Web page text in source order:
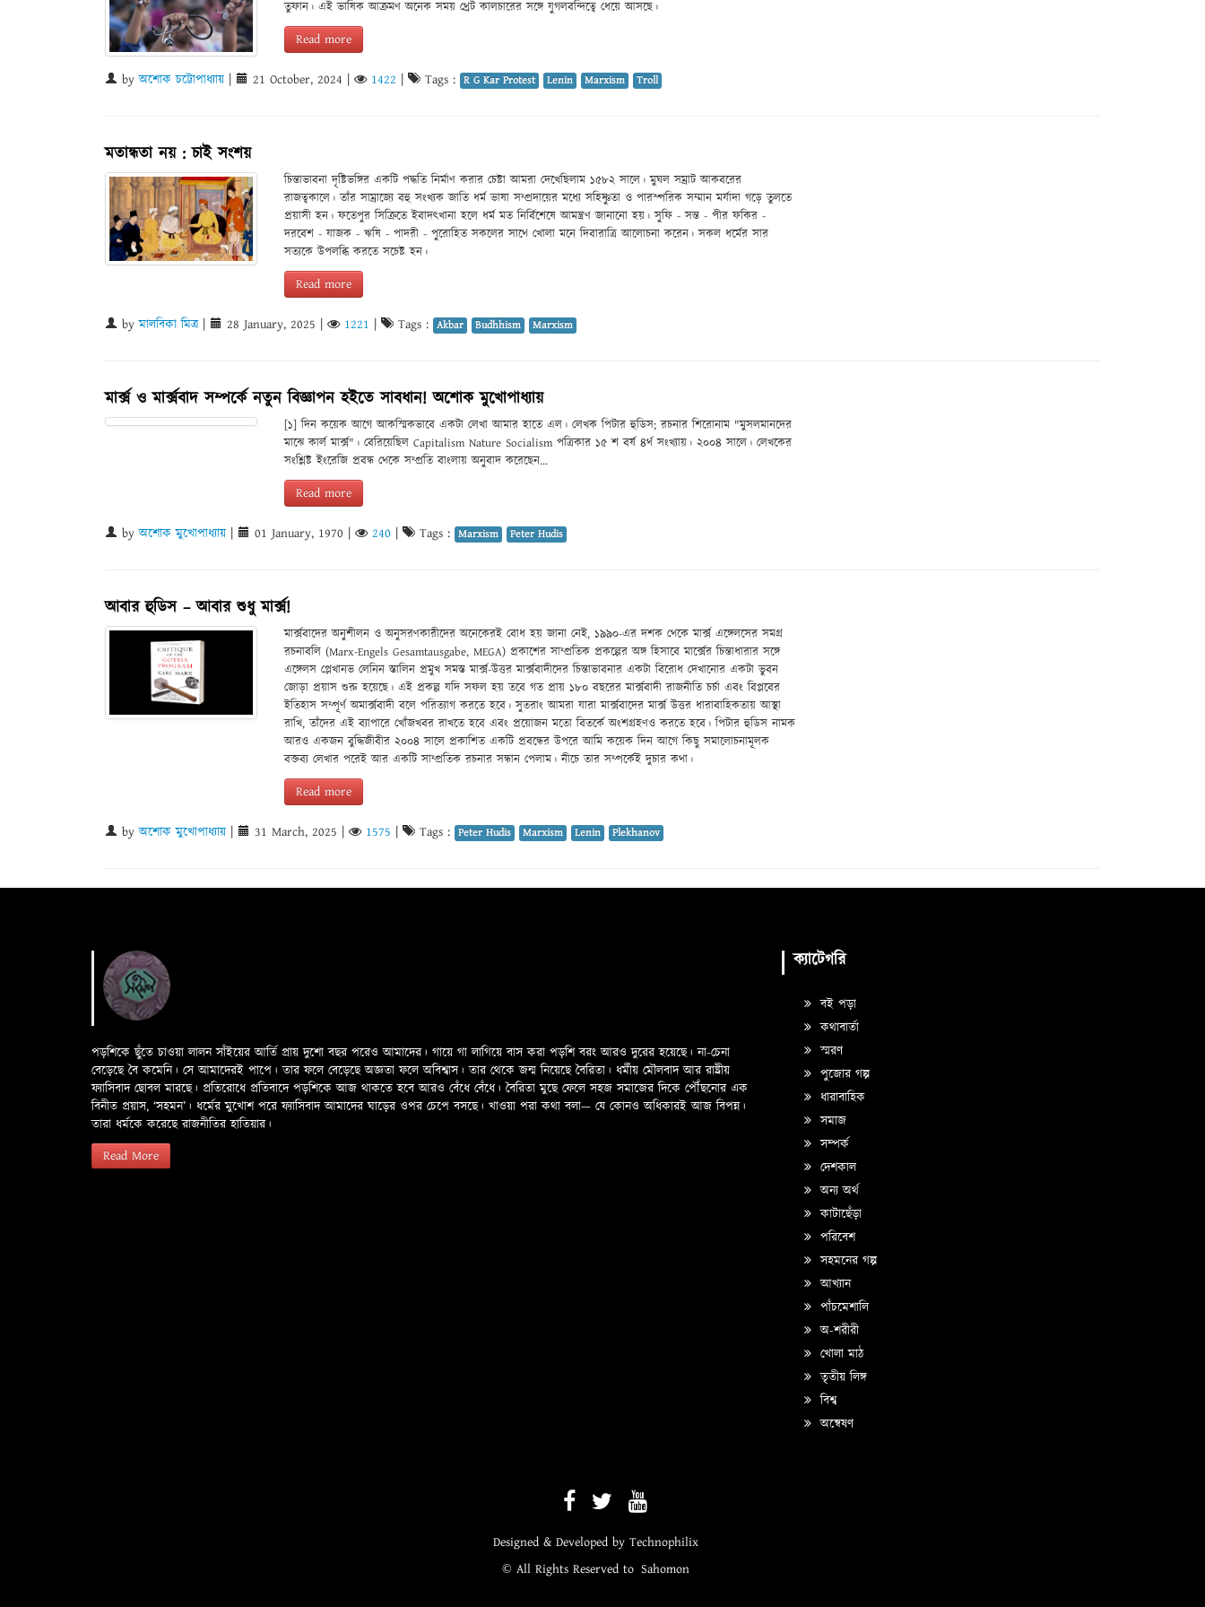
তুফান। এই ভাষিক আক্রমণ অনেক সময় থ্রেট কালচারের সঙ্গে যুগলবন্দিত্বে ধেয়ে আসছে।
Read more
byঅশোক চট্টোপাধ্যায় 21 October, 2024 1422 Tags : R G Kar Protest Lenin Marxism Troll
মতান্ধতা নয় : চাই সংশয়
চিন্তাভাবনা দৃষ্টিভঙ্গির একটি পদ্ধতি নির্মাণ করার চেষ্টা আমরা দেখেছিলাম ১৫৮২ সালে। মুঘল সম্রাট আকবরের
রাজত্বকালে। তাঁর সাম্রাজ্যে বহু সংখ্যক জাতি ধর্ম ভাষা সম্প্রদায়ের মধ্যে সহিষ্ণুতা ও পারস্পরিক সম্মান মর্যাদা গড়ে তুলতে
প্রয়াসী হন। ফতেপুর সিক্রিতে ইবাদৎখানা হলে ধর্ম মত নির্বিশেষে আমন্ত্রণ জানানো হয়। সুফি - সন্ত - পীর ফকির -
দরবেশ - যাজক - ঋষি - পাদরী - পুরোহিত সকলের সাথে খোলা মনে দিবারাত্রি আলোচনা করেন। সকল ধর্মের সার
সত্যকে উপলব্ধি করতে সচেষ্ট হন।
Read more
byমালবিকা মিত্র| 28 January, 2025 1221 Tags : Akbar Budhhism Marxism
মার্ক্স ও মার্ক্সবাদ সম্পর্কে নতুন বিজ্ঞাপন হইতে সাবধান! অশোক মুখোপাধ্যায়
[১] দিন কয়েক আগে আকস্মিকভাবে একটা লেখা আমার হাতে এল। লেখক পিটার হুডিস; রচনার শিরোনাম "মুসলমানদের
মাঝে কার্ল মার্ক্স"। বেরিয়েছিল Capitalism Nature Socialism পত্রিকার ১৫ শ বর্ষ ৪র্থ সংখ্যায়। ২০০৪ সালে। লেখকের
সংশ্লিষ্ট ইংরেজি প্রবন্ধ থেকে সম্প্রতি বাংলায় অনুবাদ করেছেন...
Read more
byঅশোক মুখোপাধ্যায় 01 January, 1970 240 Tags : Marxism Peter Hudis
আবার হুডিস – আবার শুধু মার্ক্স!
মার্ক্সবাদের অনুশীলন ও অনুসরণকারীদের অনেকেরই বোধ হয় জানা নেই, ১৯৯০-এর দশক থেকে মার্ক্স এঙ্গেলসের সমগ্র
রচনাবলি (Marx-Engels Gesamtausgabe, MEGA) প্রকাশের সাম্প্রতিক প্রকল্পের অঙ্গ হিসাবে মার্ক্সের চিন্তাধারার সঙ্গে
এঙ্গেলস প্লেখানভ লেনিন স্তালিন প্রমুখ সমস্ত মার্ক্স-উত্তর মার্ক্সবাদীদের চিন্তাভাবনার একটা বিরোধ দেখানোর একটা ভুবন
জোড়া প্রয়াস শুরু হয়েছে। এই প্রকল্প যদি সফল হয় তবে গত প্রায় ১৮০ বছরের মার্ক্সবাদী রাজনীতি চর্চা এবং বিপ্লবের
ইতিহাস সম্পূর্ণ অমার্ক্সবাদী বলে পরিত্যাগ করতে হবে। সুতরাং আমরা যারা মার্ক্সবাদের মার্ক্স উত্তর ধারাবাহিকতায় আস্থা
রাখি, তাঁদের এই ব্যাপারে খোঁজখবর রাখতে হবে এবং প্রয়োজন মতো বিতর্কে অংশগ্রহণও করতে হবে। পিটার হুডিস নামক
আরও একজন বুদ্ধিজীবীর ২০০৪ সালে প্রকাশিত একটি প্রবন্ধের উপরে আমি কয়েক দিন আগে কিছু সমালোচনামূলক
বক্তব্য লেখার পরেই আর একটি সাম্প্রতিক রচনার সন্ধান পেলাম। নীচে তার সম্পর্কেই দুচার কথা।
Read more
byঅশোক মুখোপাধ্যায় 31 March, 2025 1575 Tags : Peter Hudis Marxism Lenin Plekhanov
পড়শিকে ছুঁতে চাওয়া লালন সাঁইয়ের আর্তি প্রায় দুশো বছর পরেও আমাদের। গায়ে গা লাগিয়ে বাস করা পড়শি বরং আরও দুরের হয়েছে। না-চেনা
বেড়েছে বৈ কমেনি। সে আমাদেরই পাপে। তার ফলে বেড়েছে অজ্ঞতা ফলে অবিশ্বাস। তার থেকে জন্ম নিয়েছে বৈরিতা। ধর্মীয় মৌলবাদ আর রাষ্ট্রীয়
ফ্যাসিবাদ ছোবল মারছে। প্রতিরোধে প্রতিবাদে পড়শিকে আজ থাকতে হবে আরও বেঁধে বেঁধে। বৈরিতা মুছে ফেলে সহজ সমাজের দিকে পৌঁছনোর এক
বিনীত প্রয়াস, ‘সহমন’। ধর্মের মুখোশ পরে ফ্যাসিবাদ আমাদের ঘাড়ের ওপর চেপে বসছে। খাওয়া পরা কথা বলা—­­ যে কোনও অধিকারই আজ বিপন্ন।
তারা ধর্মকে করেছে রাজনীতির হাতিয়ার।
Read More
ক্যাটেগরি
বই পড়া
কথাবার্তা
স্মরণ
পুজোর গল্প
ধারাবাহিক
সমাজ
সম্পর্ক
দেশকাল
অন্য অর্থ
কাটাছেঁড়া
পরিবেশ
সহমনের গল্প
আখ্যান
পাঁচমেশালি
অ-শরীরী
খোলা মাঠ
তৃতীয় লিঙ্গ
বিশ্ব
অন্বেষণ
Designed & Developed by Technophilix
© All Rights Reserved to Sahomon